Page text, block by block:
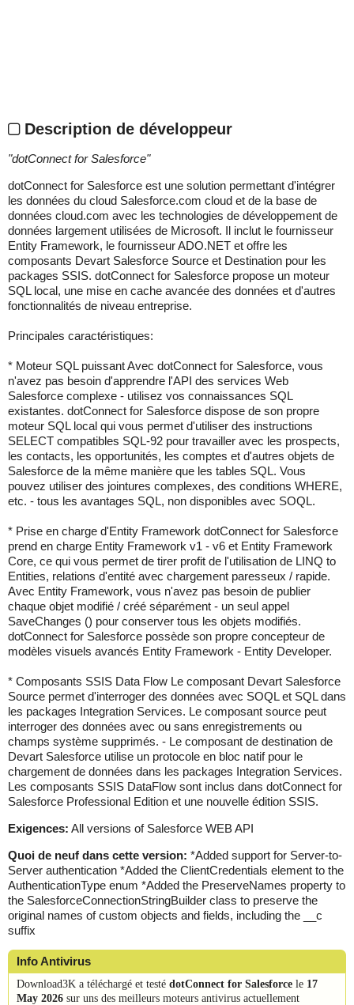
Description de développeur
"dotConnect for Salesforce"
dotConnect for Salesforce est une solution permettant d'intégrer
les données du cloud Salesforce.com cloud et de la base de
données cloud.com avec les technologies de développement de
données largement utilisées de Microsoft. Il inclut le fournisseur
Entity Framework, le fournisseur ADO.NET et offre les
composants Devart Salesforce Source et Destination pour les
packages SSIS. dotConnect for Salesforce propose un moteur
SQL local, une mise en cache avancée des données et d'autres
fonctionnalités de niveau entreprise.
Principales caractéristiques:
* Moteur SQL puissant Avec dotConnect for Salesforce, vous
n'avez pas besoin d'apprendre l'API des services Web
Salesforce complexe - utilisez vos connaissances SQL
existantes. dotConnect for Salesforce dispose de son propre
moteur SQL local qui vous permet d'utiliser des instructions
SELECT compatibles SQL-92 pour travailler avec les prospects,
les contacts, les opportunités, les comptes et d'autres objets de
Salesforce de la même manière que les tables SQL. Vous
pouvez utiliser des jointures complexes, des conditions WHERE,
etc. - tous les avantages SQL, non disponibles avec SOQL.
* Prise en charge d'Entity Framework dotConnect for Salesforce
prend en charge Entity Framework v1 - v6 et Entity Framework
Core, ce qui vous permet de tirer profit de l'utilisation de LINQ to
Entities, relations d'entité avec chargement paresseux / rapide.
Avec Entity Framework, vous n'avez pas besoin de publier
chaque objet modifié / créé séparément - un seul appel
SaveChanges () pour conserver tous les objets modifiés.
dotConnect for Salesforce possède son propre concepteur de
modèles visuels avancés Entity Framework - Entity Developer.
* Composants SSIS Data Flow Le composant Devart Salesforce
Source permet d'interroger des données avec SOQL et SQL dans
les packages Integration Services. Le composant source peut
interroger des données avec ou sans enregistrements ou
champs système supprimés. - Le composant de destination de
Devart Salesforce utilise un protocole en bloc natif pour le
chargement de données dans les packages Integration Services.
Les composants SSIS DataFlow sont inclus dans dotConnect for
Salesforce Professional Edition et une nouvelle édition SSIS.
Exigences: All versions of Salesforce WEB API
Quoi de neuf dans cette version: *Added support for Server-to-
Server authentication *Added the ClientCredentials element to the
AuthenticationType enum *Added the PreserveNames property to
the SalesforceConnectionStringBuilder class to preserve the
original names of custom objects and fields, including the __c
suffix
Info Antivirus
Download3K a téléchargé et testé dotConnect for Salesforce le 17
May 2026 sur uns des meilleurs moteurs antivirus actuellement